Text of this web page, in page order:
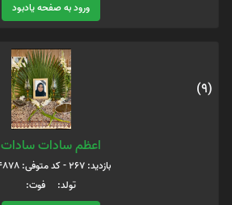
ورود به صفحه یادبود
(9)
اعظم سادات سادات
بازدید: 267 - کد متوفی: 24878
تولد: فوت: